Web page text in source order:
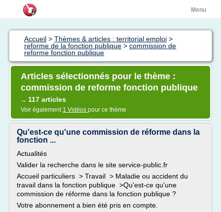
Menu
Accueil > Thèmes & articles : territorial emploi >
reforme de la fonction publique > commission de
reforme fonction publique
Articles sélectionnés pour le thème :
commission de reforme fonction publique
→ 117 articles
Voir également 1 Vidéos pour ce thème
Qu'est-ce qu'une commission de réforme dans la
fonction ...
Actualités
Valider la recherche dans le site service-public.fr
Accueil particuliers > Travail > Maladie ou accident du
travail dans la fonction publique >Qu'est-ce qu'une
commission de réforme dans la fonction publique ?
Votre abonnement a bien été pris en compte.